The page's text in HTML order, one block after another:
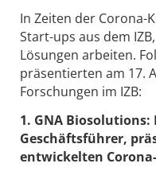
In Zeiten der Corona-
Start-ups aus dem
Lösungen arbeiten.
präsentierten am 17.
Forschungen im IZB:
1. GNA Biosolutions:
Geschäftsführer,
entwickelten